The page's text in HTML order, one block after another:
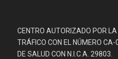
CENTRO AUTORIZADO POR LA
TRÁFICO CON EL NÚMERO
DE SALUD CON N.I.C.A. 29803.